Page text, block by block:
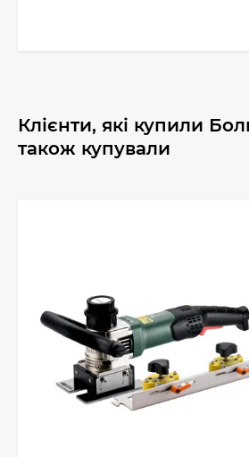
Клієнти, які купили
також купували